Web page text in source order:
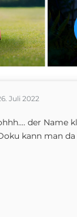
Juli 2022
der Name
kann man